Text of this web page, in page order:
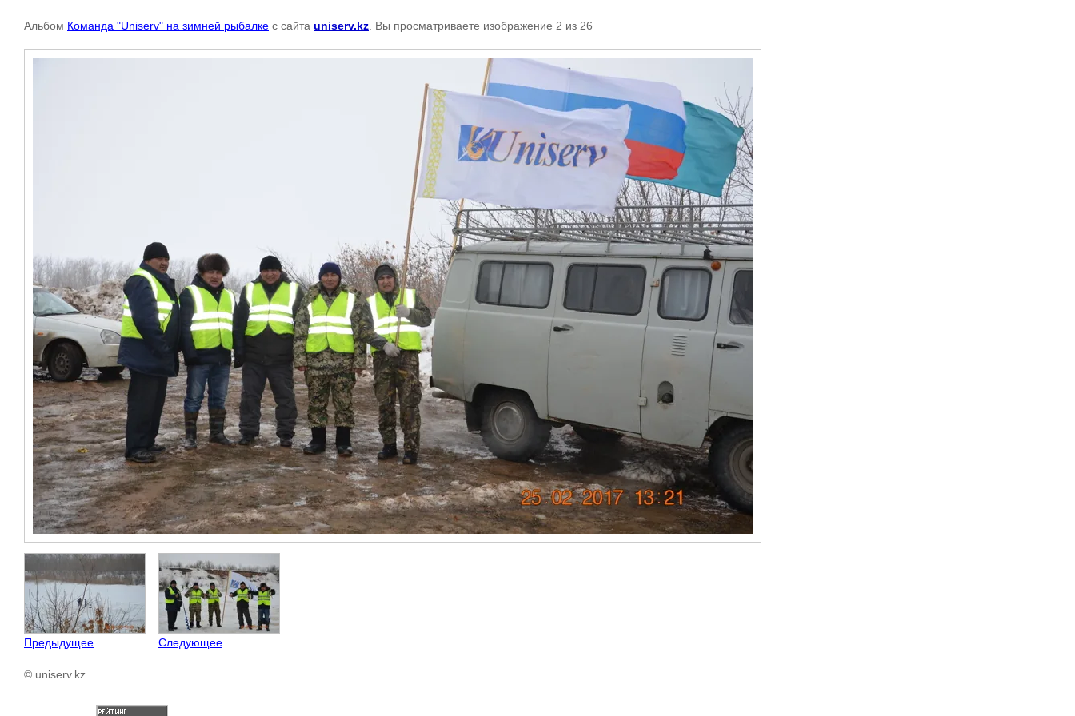
Альбом Команда "Uniserv" на зимней рыбалке с сайта uniserv.kz . Вы просматриваете изображение 2 из 26
Предыдущее Следующее
© uniserv.kz